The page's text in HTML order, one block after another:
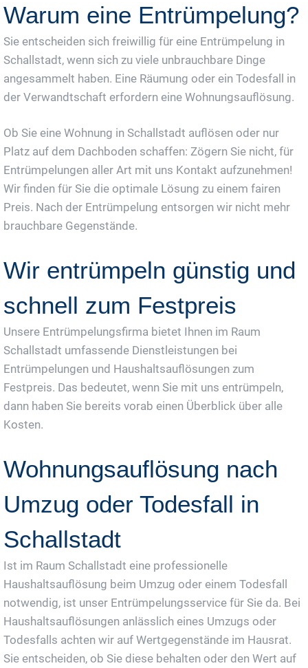
Warum eine Entrümpelung?
Sie entscheiden sich freiwillig für eine Entrümpelung in
Schallstadt, wenn sich zu viele unbrauchbare Dinge
angesammelt haben. Eine Räumung oder ein Todesfall in
der Verwandtschaft erfordern eine Wohnungsauflösung.
Ob Sie eine Wohnung in Schallstadt auflösen oder nur
Platz auf dem Dachboden schaffen: Zögern Sie nicht, für
Entrümpelungen aller Art mit uns Kontakt aufzunehmen!
Wir finden für Sie die optimale Lösung zu einem fairen
Preis. Nach der Entrümpelung entsorgen wir nicht mehr
brauchbare Gegenstände.
Wir entrümpeln günstig und
schnell zum Festpreis
Unsere Entrümpelungsfirma bietet Ihnen im Raum
Schallstadt umfassende Dienstleistungen bei
Entrümpelungen und Haushaltsauflösungen zum
Festpreis. Das bedeutet, wenn Sie mit uns entrümpeln,
dann haben Sie bereits vorab einen Überblick über alle
Kosten.
Wohnungsauflösung nach
Umzug oder Todesfall in
Schallstadt
Ist im Raum Schallstadt eine professionelle
Haushaltsauflösung beim Umzug oder einem Todesfall
notwendig, ist unser Entrümpelungsservice für Sie da. Bei
Haushaltsauflösungen anlässlich eines Umzugs oder
Todesfalls achten wir auf Wertgegenstände im Hausrat.
Sie entscheiden, ob Sie diese behalten oder den Wert auf